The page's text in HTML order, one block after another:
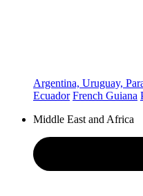
Argentina, Uruguay,
Ecuador French Guiana
Middle East and Africa